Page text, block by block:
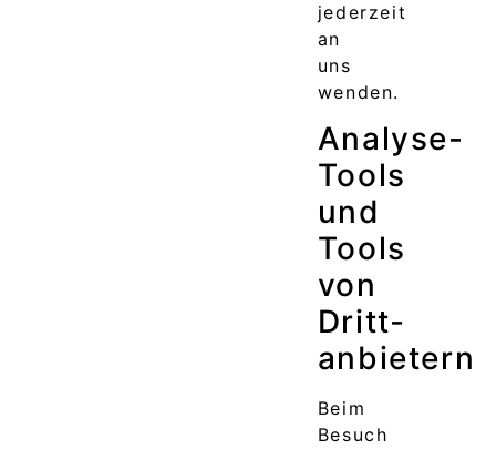
jederzeit
an
uns
wenden.
Analyse-
Tools
und
Tools
von
Dritt­
anbietern
Beim
Besuch